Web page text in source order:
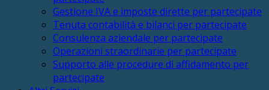
Gestione IVA e imposte dirette per partecipate
Tenuta contabilità e bilanci per partecipate
Consulenza aziendale per partecipate
Operazioni straordinarie per partecipate
Supporto alle procedure di affidamento per
partecipate